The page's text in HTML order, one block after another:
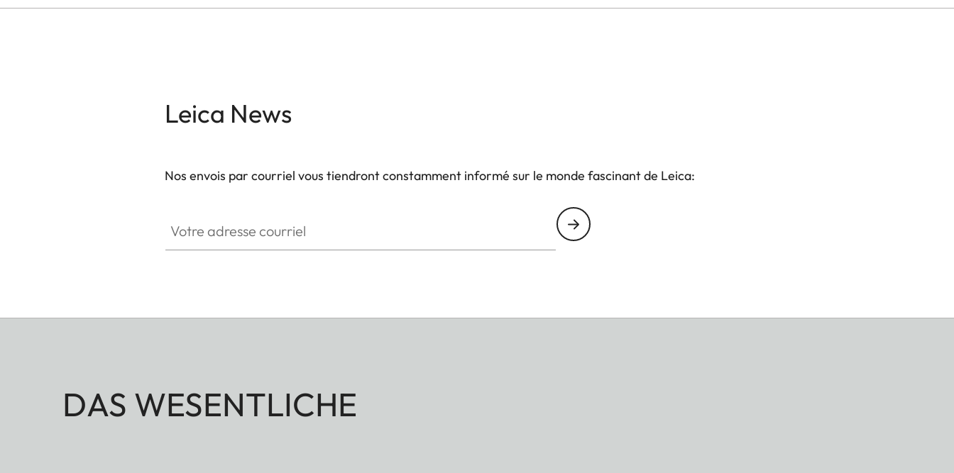
Leica News
Nos envois par courriel vous tiendront constamment informé sur le monde fascinant de Leica:
DAS WESENTLICHE